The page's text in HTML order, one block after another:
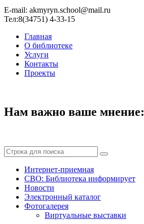
Е-mail: akmyryn.school@mail.ru
Тел:8(34751) 4-33-15
Главная
О библиотеке
Услуги
Контакты
Проекты
Нам важно ваше мнение:
Интернет-приемная
СВО: Библиотека информирует
Новости
Электронный каталог
Фотогалерея
Виртуальные выставки